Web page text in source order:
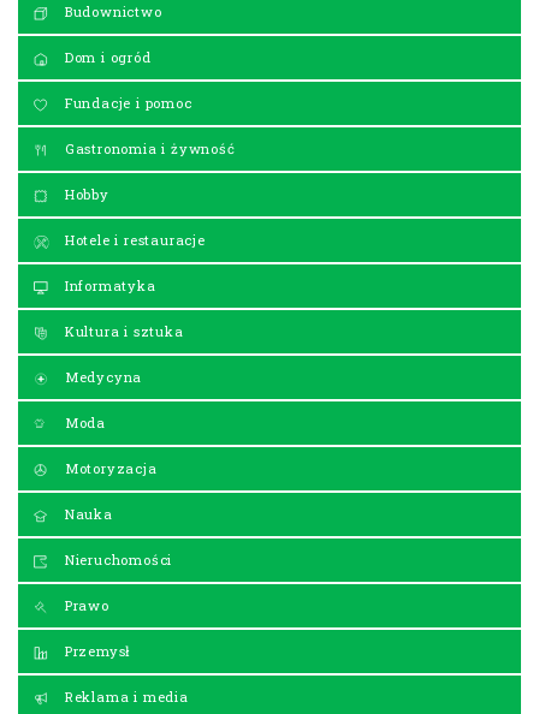
Budownictwo
Dom i ogród
Fundacje i pomoc
Gastronomia i żywność
Hobby
Hotele i restauracje
Informatyka
Kultura i sztuka
Medycyna
Moda
Motoryzacja
Nauka
Nieruchomości
Prawo
Przemysł
Reklama i media